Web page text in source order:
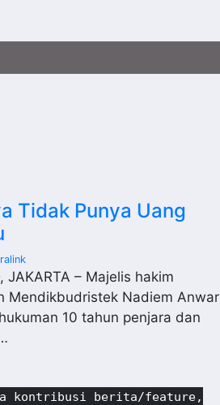
Tidak Punya Uang
JAKARTA – Majelis hakim
Mendikbudristek Nadiem Anwar
10 tahun penjara dan
kontribusi berita/feature,